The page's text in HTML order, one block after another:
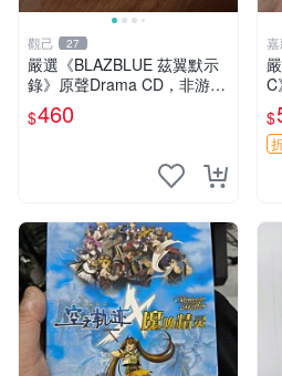
觀己 27
嚴選《BLAZBLUE 茲翼默示
錄》原聲Drama CD，非游戲
光碟，適合收藏 蒼翼 默示錄
游玩
$460
C
a
$